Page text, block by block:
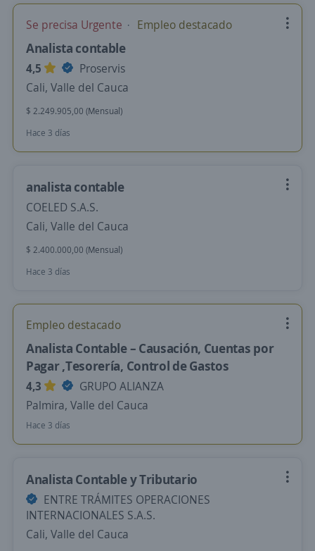
Se precisa Urgente Empleo destacado
Analista contable
4,5
Proservis
Cali, Valle del Cauca
$ 2.249.905,00 (Mensual)
Hace 3 días
analista contable
COELED S.A.S.
Cali, Valle del Cauca
$ 2.400.000,00 (Mensual)
Hace 3 días
Empleo destacado
Analista Contable – Causación, Cuentas por
Pagar ,Tesorería, Control de Gastos
4,3
GRUPO ALIANZA
Palmira, Valle del Cauca
Hace 3 días
Analista Contable y Tributario
ENTRE TRÁMITES OPERACIONES
INTERNACIONALES S.A.S.
Cali, Valle del Cauca